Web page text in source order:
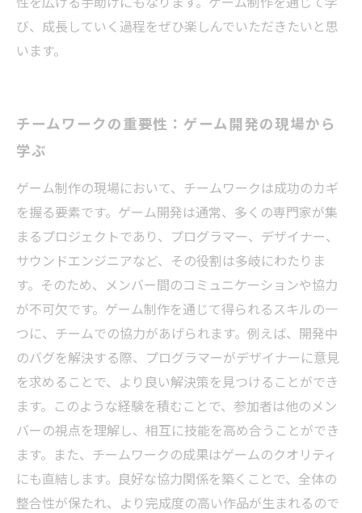
び、成長していく過程をぜひ楽しんでいただきたいと思
います。
チームワークの重要性：ゲーム開発の現場から
学ぶ
ゲーム制作の現場において、チームワークは成功のカギ
を握る要素です。ゲーム開発は通常、多くの専門家が集
まるプロジェクトであり、プログラマー、デザイナー、
サウンドエンジニアなど、その役割は多岐にわたりま
す。そのため、メンバー間のコミュニケーションや協力
が不可欠です。ゲーム制作を通じて得られるスキルの一
つに、チームでの協力があげられます。例えば、開発中
のバグを解決する際、プログラマーがデザイナーに意見
を求めることで、より良い解決策を見つけることができ
ます。このような経験を積むことで、参加者は他のメン
バーの視点を理解し、相互に技能を高め合うことができ
ます。また、チームワークの成果はゲームのクオリティ
にも直結します。良好な協力関係を築くことで、全体の
整合性が保たれ、より完成度の高い作品が生まれるので